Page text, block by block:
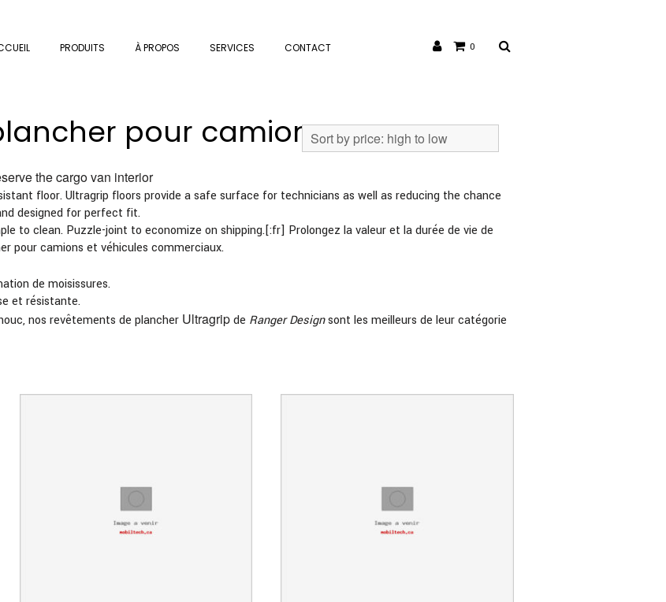
PRODUITS À PROPOS SERVICES CONTACT 0
pour camion
the cargo van interior
floor. Ultragrip floors provide a safe surface for technicians as well as reducing the chance
designed for perfect fit.
to clean. Puzzle-joint to economize on shipping.[:fr] Prolongez la valeur et la durée de vie de
pour camions et véhicules commerciaux.
de moisissures.
et résistante.
nos revêtements de plancher Ultragripde Ranger Designsont les meilleurs de leur catégorie